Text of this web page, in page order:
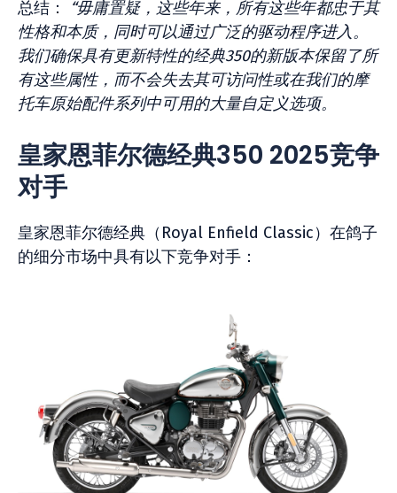
总结：
“毋庸置疑，这些年来，所有这些年都忠于其
性格和本质，同时可以通过广泛的驱动程序进入。
我们确保具有更新特性的经典350的新版本保留了所
有这些属性，而不会失去其可访问性或在我们的摩
托车原始配件系列中可用的大量自定义选项。
皇家恩菲尔德经典350 2025竞争
对手
皇家恩菲尔德经典（Royal Enfield Classic）在鸽子
的细分市场中具有以下竞争对手：